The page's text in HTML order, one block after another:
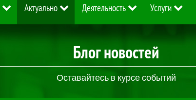
Актуально Деятельность Услуги
Блог новостей
Оставайтесь в курсе событий